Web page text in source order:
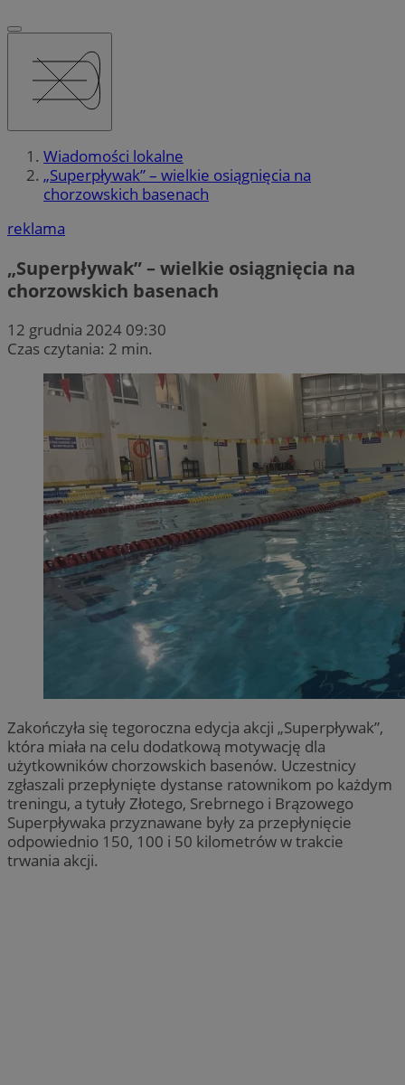
Wiadomości lokalne
„Superpływak” – wielkie osiągnięcia na
chorzowskich basenach
reklama
„Superpływak” – wielkie osiągnięcia na
chorzowskich basenach
12 grudnia 2024 09:30
Czas czytania: 2 min.
Zakończyła się tegoroczna edycja akcji „Superpływak”,
która miała na celu dodatkową motywację dla
użytkowników chorzowskich basenów. Uczestnicy
zgłaszali przepłynięte dystanse ratownikom po każdym
treningu, a tytuły Złotego, Srebrnego i Brązowego
Superpływaka przyznawane były za przepłynięcie
odpowiednio 150, 100 i 50 kilometrów w trakcie
trwania akcji.